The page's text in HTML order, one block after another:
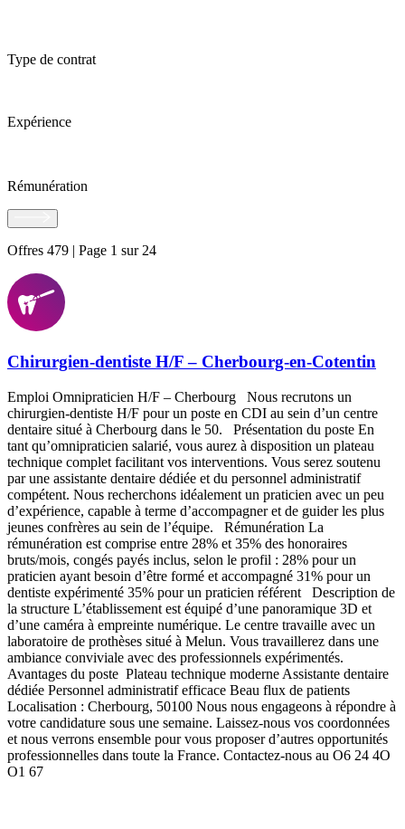
Type de contrat
Expérience
Rémunération
Offres 479 | Page 1 sur 24
Chirurgien-dentiste H/F – Cherbourg-en-Cotentin
Emploi Omnipraticien H/F – Cherbourg Nous recrutons un
chirurgien-dentiste H/F pour un poste en CDI au sein d’un centre
dentaire situé à Cherbourg dans le 50. Présentation du poste En
tant qu’omnipraticien salarié, vous aurez à disposition un plateau
technique complet facilitant vos interventions. Vous serez soutenu
par une assistante dentaire dédiée et du personnel administratif
compétent. Nous recherchons idéalement un praticien avec un peu
d’expérience, capable à terme d’accompagner et de guider les plus
jeunes confrères au sein de l’équipe. Rémunération La
rémunération est comprise entre 28% et 35% des honoraires
bruts/mois, congés payés inclus, selon le profil : 28% pour un
praticien ayant besoin d’être formé et accompagné 31% pour un
dentiste expérimenté 35% pour un praticien référent Description de
la structure L’établissement est équipé d’une panoramique 3D et
d’une caméra à empreinte numérique. Le centre travaille avec un
laboratoire de prothèses situé à Melun. Vous travaillerez dans une
ambiance conviviale avec des professionnels expérimentés.
Avantages du poste Plateau technique moderne Assistante dentaire
dédiée Personnel administratif efficace Beau flux de patients
Localisation : Cherbourg, 50100 Nous nous engageons à répondre à
votre candidature sous une semaine. Laissez-nous vos coordonnées
et nous verrons ensemble pour vous proposer d’autres opportunités
professionnelles dans toute la France. Contactez-nous au O6 24 4O
O1 67